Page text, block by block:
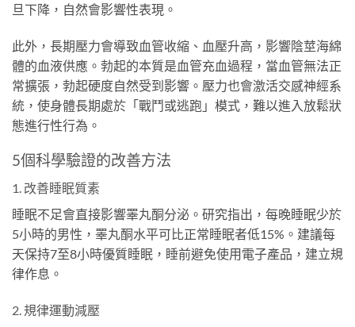
旦下降，自然會影響性表現。
此外，長期壓力會導致血管收縮、血壓升高，影響陰莖海綿
體的血液供應。勃起的本質是血管充血過程，當血管無法正
常擴張，勃起硬度自然受到影響。壓力也會激活交感神經系
統，使身體長期處於「戰鬥或逃跑」模式，難以進入放鬆狀
態進行性行為。
5個科學驗證的改善方法
1. 改善睡眠質素
睡眠不足會直接影響睪丸酮分泌。研究指出，每晚睡眠少於
5小時的男性，睪丸酮水平可比正常睡眠者低15%。建議每
天保持7至8小時優質睡眠，睡前避免使用電子產品，建立規
律作息。
2. 規律運動減壓